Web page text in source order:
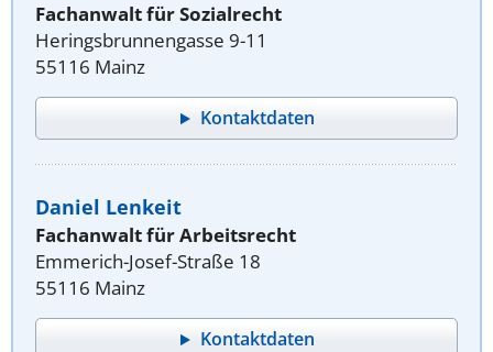
Fachanwalt für Sozialrecht
Heringsbrunnengasse 9-11
55116 Mainz
Kontaktdaten
Daniel Lenkeit
Fachanwalt für Arbeitsrecht
Emmerich-Josef-Straße 18
55116 Mainz
Kontaktdaten